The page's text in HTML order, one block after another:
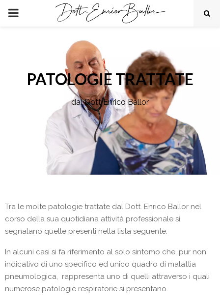
PRIMARY
PATOLOGIE TRATTATE
dal Dott Enrico Ballor
Tra le molte patologie trattate dal Dott. Enrico Ballor nel
corso della sua quotidiana attività professionale si
segnalano quelle presenti nella lista seguente.
In alcuni casi si fa riferimento al solo sintomo che, pur non
indicativo di uno specifico ed unico quadro di malattia
pneumologica, rappresenta uno di quelli attraverso i quali
numerose patologie respiratorie si presentano.